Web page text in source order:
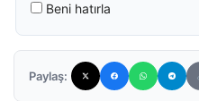
Beni hatırla
Paylaş: